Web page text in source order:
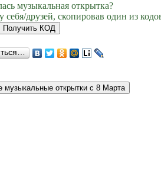
музыкальная открытка?
себя/друзей, скопировав один из